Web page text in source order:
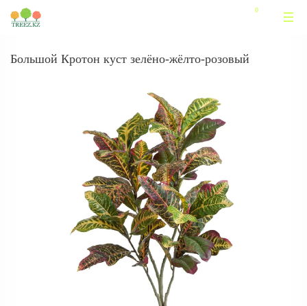
Большой Кротон куст зелёно-жёлто-розовый